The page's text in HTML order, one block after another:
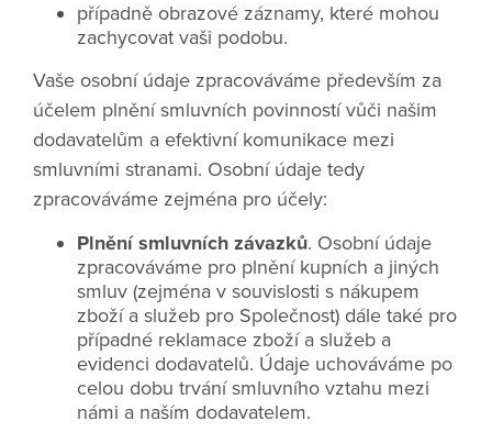
případně obrazové záznamy, které mohou
zachycovat vaši podobu.
Vaše osobní údaje zpracováváme především za
účelem plnění smluvních povinností vůči našim
dodavatelům a efektivní komunikace mezi
smluvními stranami. Osobní údaje tedy
zpracováváme zejména pro účely:
Plnění smluvních závazků. Osobní údaje
zpracováváme pro plnění kupních a jiných
smluv (zejména v souvislosti s nákupem
zboží a služeb pro Společnost) dále také pro
případné reklamace zboží a služeb a
evidenci dodavatelů. Údaje uchováváme po
celou dobu trvání smluvního vztahu mezi
námi a naším dodavatelem.